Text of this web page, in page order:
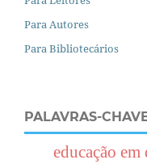
Para Autores
Para Bibliotecários
PALAVRAS-
educação